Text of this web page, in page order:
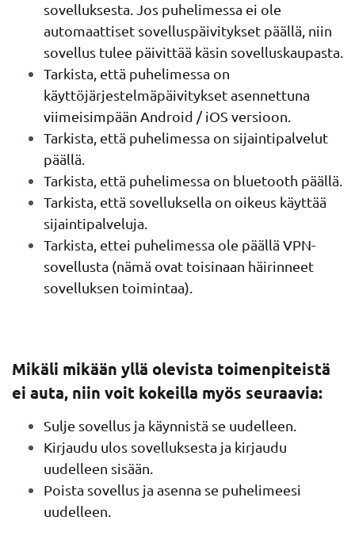
sovelluksesta. Jos puhelimessa ei ole
automaattiset sovelluspäivitykset päällä, niin
sovellus tulee päivittää käsin sovelluskaupasta.
Tarkista, että puhelimessa on
käyttöjärjestelmäpäivitykset asennettuna
viimeisimpään Android / iOS versioon.
Tarkista, että puhelimessa on sijaintipalvelut
päällä.
Tarkista, että puhelimessa on bluetooth päällä.
Tarkista, että sovelluksella on oikeus käyttää
sijaintipalveluja.
Tarkista, ettei puhelimessa ole päällä VPN-
sovellusta (nämä ovat toisinaan häirinneet
sovelluksen toimintaa).
Mikäli mikään yllä olevista toimenpiteistä
ei auta, niin voit kokeilla myös seuraavia:
Sulje sovellus ja käynnistä se uudelleen.
Kirjaudu ulos sovelluksesta ja kirjaudu
uudelleen sisään.
Poista sovellus ja asenna se puhelimeesi
uudelleen.